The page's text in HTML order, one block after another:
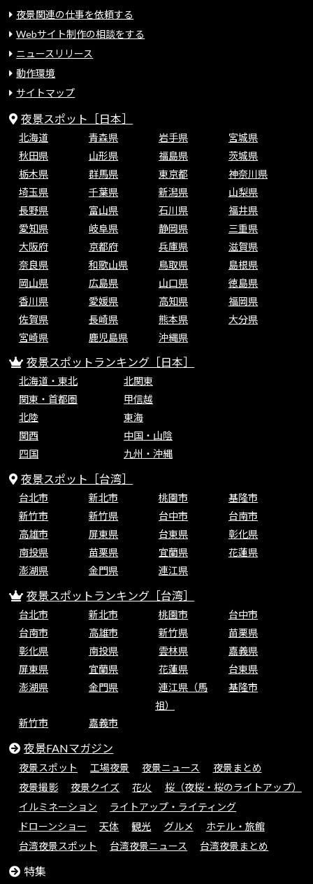
夜景関連の仕事を依頼する
Webサイト制作の相談をする
ニュースリリース
動作環境
サイトマップ
夜景スポット［日本］
北海道 青森県 岩手県
宮城県
秋田県
山形県 福島県
茨城県
栃木県
群馬県 東京都
神奈川県
埼玉県
千葉県 新潟県
山梨県
長野県
富山県 石川県
福井県
愛知県
岐阜県 静岡県
三重県
大阪府
京都府 兵庫県
滋賀県
奈良県
和歌山県 鳥取県
島根県
岡山県
広島県 山口県
徳島県
香川県
愛媛県 高知県
福岡県
佐賀県
長崎県 熊本県
大分県
宮崎県
鹿児島県 沖縄県
夜景スポットランキング［日本］
北海道・東北
北関東
関東・首都圏
甲信越
北陸
東海
関西
中国・山陰
四国
九州・沖縄
夜景スポット［台湾］
台北市 新北市 桃園市
基隆市
新竹市
新竹県 台中市
台南市
高雄市
屏東県 台東県
彰化県
南投県
苗栗県 宜蘭県
花蓮県
澎湖県
金門県 連江県
夜景スポットランキング［台湾］
台北市 新北市 桃園市
台中市
台南市
高雄市 新竹県
苗栗県
彰化県
南投県 雲林県
嘉義県
屏東県
宜蘭県 花蓮県
台東県
澎湖県
金門県
連江県（馬
祖）
基隆市
新竹市 嘉義市
夜景FANマガジン
夜景スポット 工場夜景 夜景ニュース
夜景まとめ
夜景撮影
夜景クイズ 花火
桜（夜桜・桜のライトアップ）
イルミネーション
ライトアップ・ライティング
ドローンショー
天体 観光 グルメ
ホテル・旅館
台湾夜景スポット
台湾夜景ニュース 台湾夜景まとめ
特集